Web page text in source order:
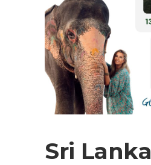
Sri Lanka